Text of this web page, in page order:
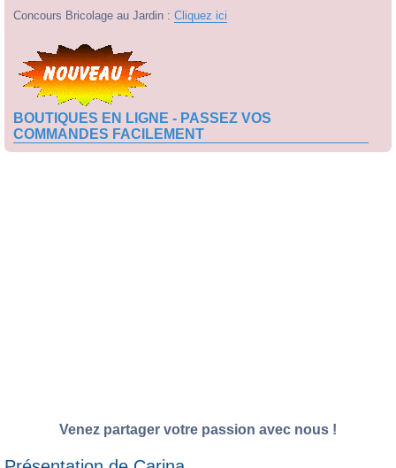
Concours Bricolage au Jardin : Cliquez ici
BOUTIQUES EN LIGNE - PASSEZ VOS
COMMANDES FACILEMENT
Venez partager votre passion avec nous !